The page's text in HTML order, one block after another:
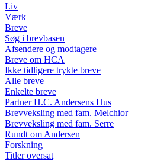
Liv
Værk
Breve
Søg i brevbasen
Afsendere og modtagere
Breve om HCA
Ikke tidligere trykte breve
Alle breve
Enkelte breve
Partner H.C. Andersens Hus
Brevveksling med fam. Melchior
Brevveksling med fam. Serre
Rundt om Andersen
Forskning
Titler oversat